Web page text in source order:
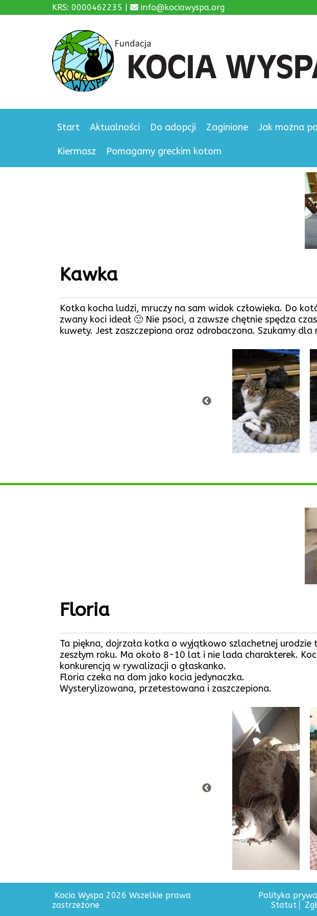
KRS: 0000462235 | info@kociawyspa.org
Start Aktualności Do adopcji Zaginione Jak można
Kiermasz Pomagamy greckim kotom
Kawka
Kotka kocha ludzi, mruczy na sam widok człowieka. Do
zwany koci ideał 🙂 Nie psoci, a zawsze chętnie spędza
kuwety. Jest zaszczepiona oraz odrobaczona. Szukamy
Floria
Ta piękna, dojrzała kotka o wyjątkowo szlachetnej
zeszłym roku. Ma około 8-10 lat i nie lada charakterek.
konkurencją w rywalizacji o głaskanko.
Floria czeka na dom jako kocia jedynaczka.
Wysterylizowana, przetestowana i zaszczepiona.
Kocia Wyspa 2026 Wszelkie prawa
zastrzeżone
Polityka
Statut